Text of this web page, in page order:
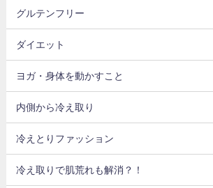
グルテンフリー
ダイエット
ヨガ・身体を動かすこと
内側から冷え取り
冷えとりファッション
冷え取りで肌荒れも解消？！